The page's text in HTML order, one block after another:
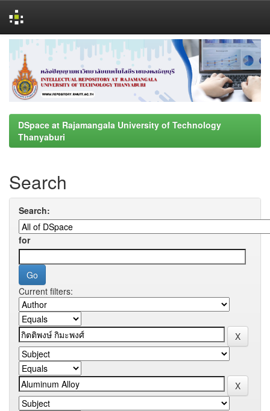
navigation
DSpace at Rajamangala University of Technology
Thanyaburi
Search
Search:
for
Current filters: